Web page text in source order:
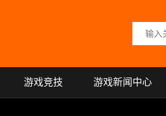
搜索关
游戏竞技 游戏新闻中心